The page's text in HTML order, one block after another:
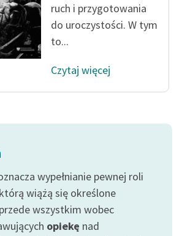
ruch i przygotowania
do uroczystości. W tym
to...
Czytaj więcej
wypełnianie pewnej roli
wiążą się określone
wszystkim wobec
opiekę nad